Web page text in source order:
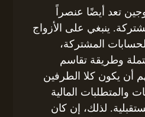
تعد أيضًا عنصراً
ينبغي على الأزواج
المشتركة،
وطريقة تقاسم
أن يكون كلا الطرفين
والمتطلبات المالية
لذلك، إن كان